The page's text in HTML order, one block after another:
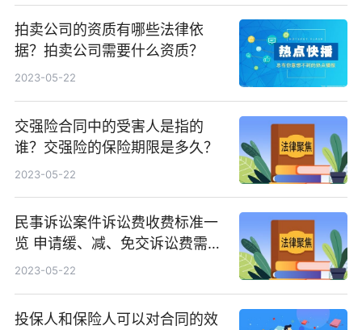
拍卖公司的资质有哪些法律依
据？拍卖公司需要什么资质？
2023-05-22
交强险合同中的受害人是指的
谁？交强险的保险期限是多久？
2023-05-22
民事诉讼案件诉讼费收费标准一
览 申请缓、减、免交诉讼费需要
哪些材料？
2023-05-22
投保人和保险人可以对合同的效